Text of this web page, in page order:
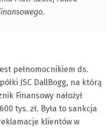
pełnomocnikiem ds.
JSC DallBogg, na którą
Finansowy nałożył
tys. zł. Była to sankcja
klientów w